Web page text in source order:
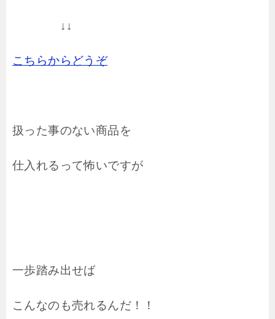
↓↓
こちらからどうぞ
扱った事のない商品を
仕入れるって怖いですが
一歩踏み出せば
こんなのも売れるんだ！！